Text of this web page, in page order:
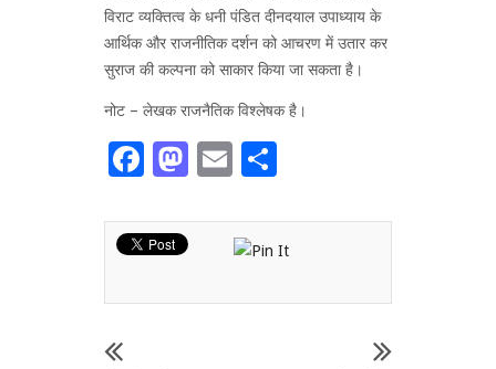
विराट व्यक्तित्व के धनी पंडित दीनदयाल उपाध्याय के
आर्थिक और राजनीतिक दर्शन को आचरण में उतार कर
सुराज की कल्पना को साकार किया जा सकता है।
नोट – लेखक राजनैतिक विश्लेषक है।
Facebook
Mastodon
Email